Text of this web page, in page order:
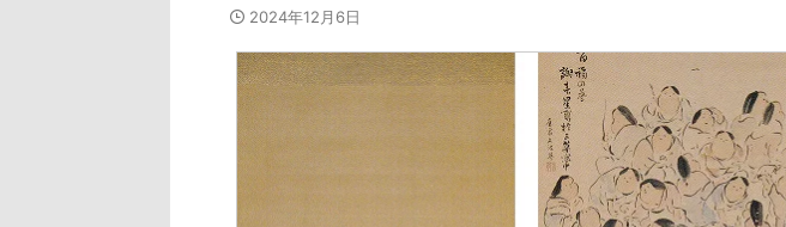
2024年12月6日